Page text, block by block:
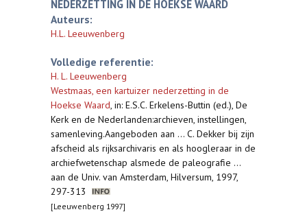
NEDERZETTING IN DE HOEKSE WAARD
Auteurs:
H.L. Leeuwenberg
Volledige referentie:
H. L. Leeuwenberg
Westmaas, een kartuizer nederzetting in de
Hoekse Waard, in: E.S.C. Erkelens-Buttin (ed.), De
Kerk en de Nederlanden:archieven, instellingen,
samenleving.Aangeboden aan ... C. Dekker bij zijn
afscheid als rijksarchivaris en als hoogleraar in de
archiefwetenschap alsmede de paleografie ...
aan de Univ. van Amsterdam, Hilversum, 1997,
297-313
[Leeuwenberg 1997]